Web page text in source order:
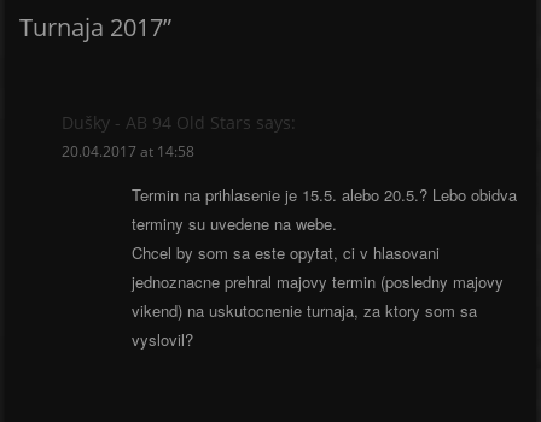
Turnaja 2017”
Dušky - AB 94 Old Stars says:
20.04.2017 at 14:58
Termin na prihlasenie je 15.5. alebo 20.5.? Lebo obidva
terminy su uvedene na webe.
Chcel by som sa este opytat, ci v hlasovani
jednoznacne prehral majovy termin (posledny majovy
vikend) na uskutocnenie turnaja, za ktory som sa
vyslovil?